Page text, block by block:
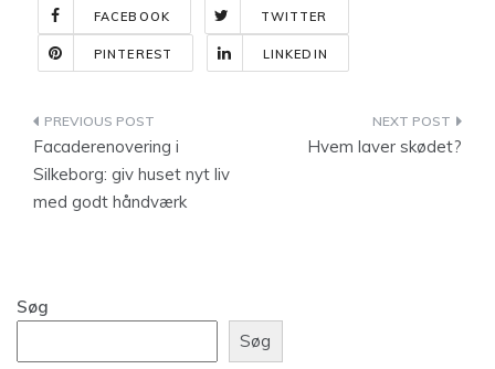
FACEBOOK TWITTER
PINTEREST LINKEDIN
Indlægsnavigation
Facaderenovering i
Silkeborg: giv huset nyt liv
med godt håndværk
Hvem laver skødet?
Søg
Søg